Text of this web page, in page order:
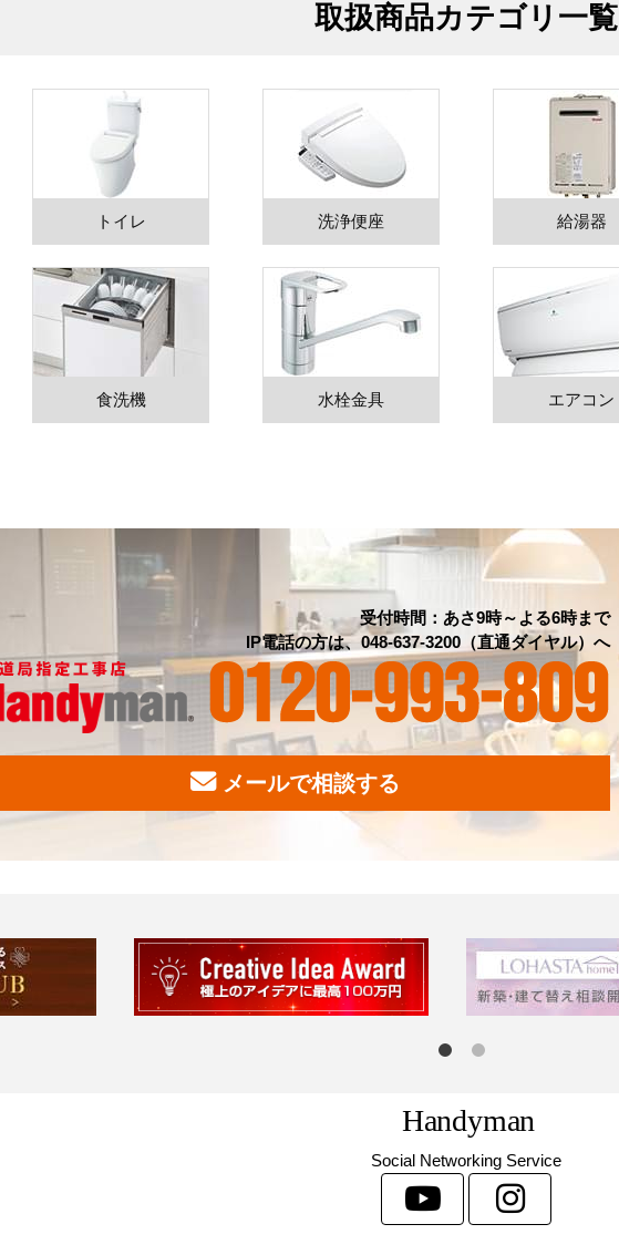
取扱商品カテゴリ一覧
トイレ 洗浄便座 給湯器
食洗機 水栓金具 エアコン
受付時間：あさ9時～よる6時まで
IP電話の方は、048-637-3200（直通ダイヤル）へ
メールで相談する
Handyman
Social Networking Service